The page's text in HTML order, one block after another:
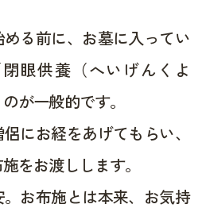
る前に、お墓に入ってい
眼供養（へいげんくよ
が一般的です。
にお経をあげてもらい、
をお渡しします。
お布施とは本来、お気持